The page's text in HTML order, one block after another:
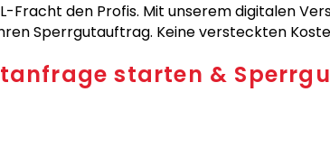
Fracht den Profis. Mit unserem digitalen
Sperrgutauftrag. Keine versteckten
starten &